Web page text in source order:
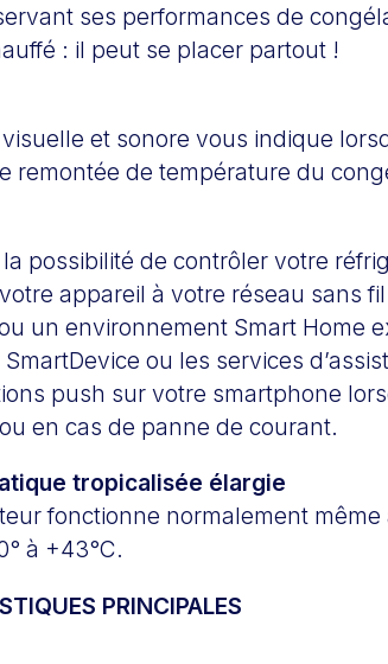
ses performances de
: il peut se placer partout !
et sonore vous indique
remontée de température du
possibilité de contrôler votre
appareil à votre réseau sans
un environnement Smart Home
SmartDevice ou les services
push sur votre smartphone
en cas de panne de courant.
tropicalisée élargie
fonctionne normalement
à +43°C.
PRINCIPALES